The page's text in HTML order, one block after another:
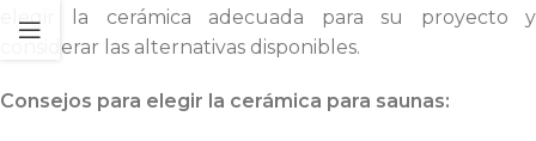
elegir la cerámica adecuada para su proyecto y
considerar las alternativas disponibles.
Consejos para elegir la cerámica para saunas: